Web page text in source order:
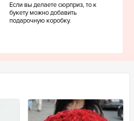
Если вы делаете сюрприз, то к
букету можно добавить
подарочную коробку.